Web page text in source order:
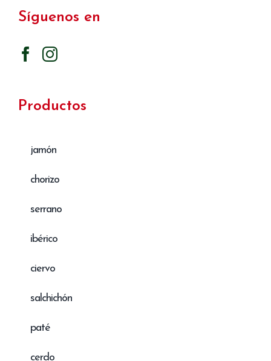
Síguenos en
Productos
jamón
chorizo
serrano
ibérico
ciervo
salchichón
paté
cerdo